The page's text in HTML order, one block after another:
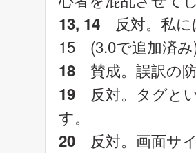
13, 14 反対。私に
15　(3.0で追加済
18 賛成。誤訳の
19 反対。タグと
す。
20 反対。画面サ